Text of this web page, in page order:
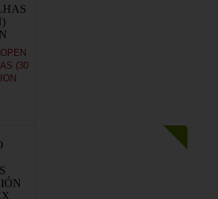
(30